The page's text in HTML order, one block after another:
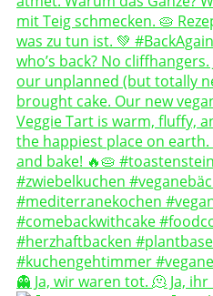
👻 Ja, wir waren tot. 🫠 Ja,